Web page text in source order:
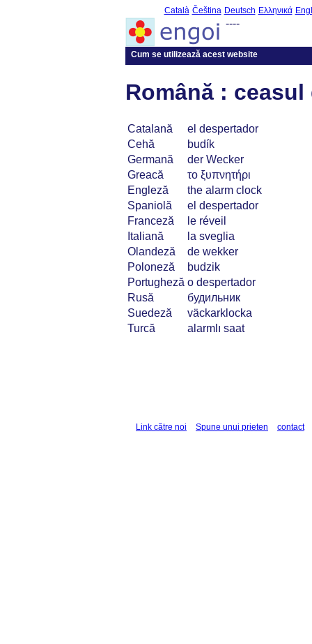
Català Čeština Deutsch Ελληνικά
----
Cum se utilizează acest website
Română :
Catalană
el despertador
Cehă
budík
Germană
der Wecker
Greacă
το ξυπνητήρι
Engleză
the alarm clock
Spaniolă
el despertador
Franceză
le réveil
Italiană
la sveglia
Olandeză
de wekker
Poloneză
budzik
Portugheză o despertador
Rusă
будильник
Suedeză
väckarklocka
Turcă
alarmlı saat
Link către noi Spune unui prieten contact